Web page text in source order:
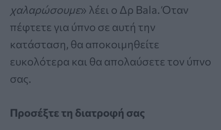
χαλαρώσουμε» λέει ο Δρ Bala. Όταν
πέφτετε για ύπνο σε αυτή την
κατάσταση, θα αποκοιμηθείτε
ευκολότερα και θα απολαύσετε τον ύπνο
σας.
Προσέξτε τη διατροφή σας